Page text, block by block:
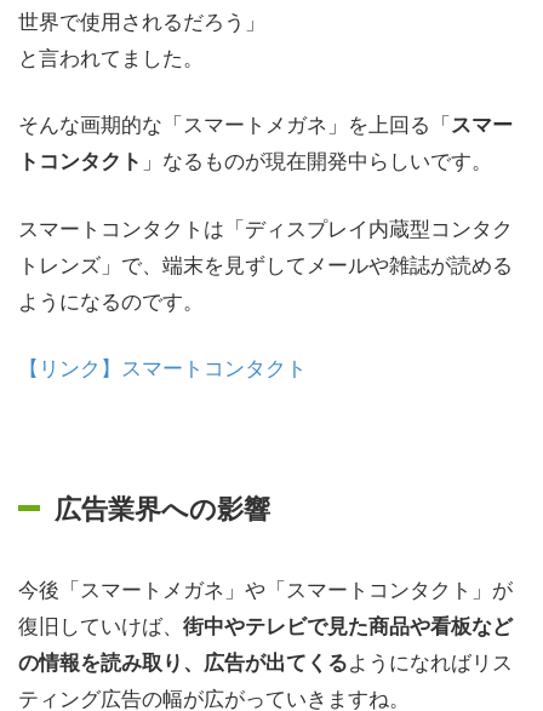
世界で使用されるだろう」
と言われてました。
そんな画期的な「スマートメガネ」を上回る「スマー
トコンタクト 」なるものが現在開発中らしいです。
スマートコンタクトは「ディスプレイ内蔵型コンタク
トレンズ」で、端末を見ずしてメールや雑誌が読める
ようになるのです。
【リンク】スマートコンタクト
広告業界への影響
今後「スマートメガネ」や「スマートコンタクト」が
復旧していけば、 街中やテレビで見た商品や看板など
の情報を読み取り、広告が出てくるようになればリス
ティング広告の幅が広がっていきますね。